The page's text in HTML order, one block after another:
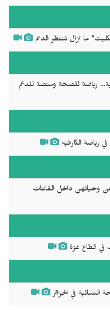
ما تزال تنتظر الدعم
رياضة للصحة ومنصة للدعم
الكاراتيه
وحياتهن داخل القاعات
في قطاع غزة
في الجزائر